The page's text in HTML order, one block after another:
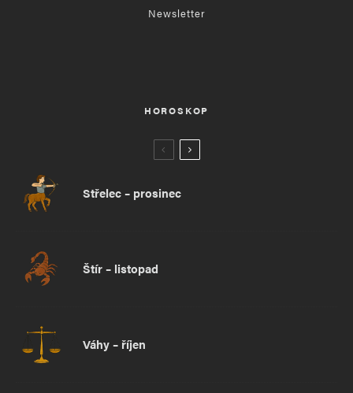
Newsletter
HOROSKOP
Střelec – prosinec
Štír – listopad
Váhy – říjen